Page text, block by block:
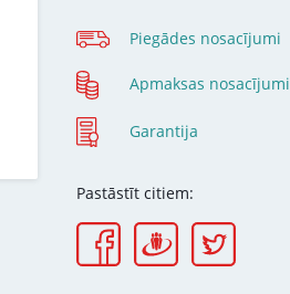
Piegādes nosacījumi
Apmaksas nosacījumi
Garantija
Pastāstīt citiem: